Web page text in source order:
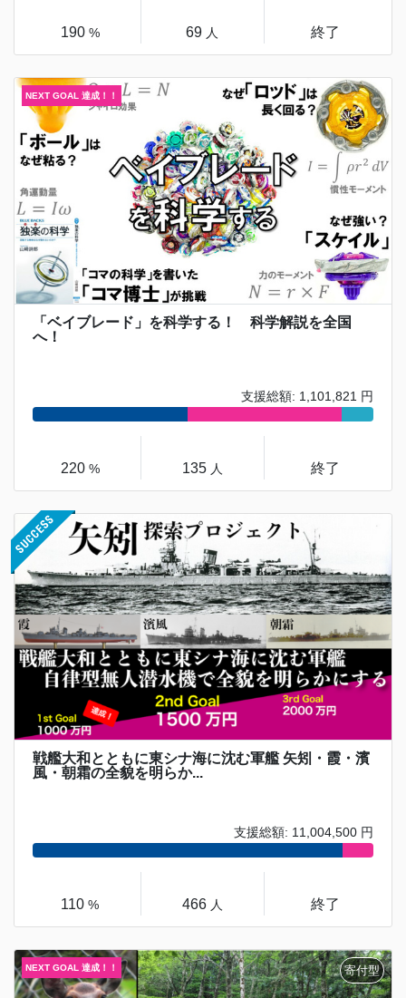
190 % 69 人 終了
「ベイブレード」を科学する！ 科学解説を全国
へ！
支援総額: 1,101,821 円
220 % 135 人 終了
戦艦大和とともに東シナ海に沈む軍艦 矢矧・霞・濱
風・朝霜の全貌を明らか...
支援総額: 11,004,500 円
110% 466 人 終了